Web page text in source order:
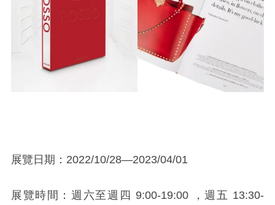
展覽日期：2022/10/28—2023/04/01
展覽時間：週六至週四 9:00-19:00 ，週五 13:30-